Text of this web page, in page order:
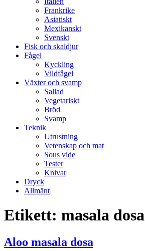
Frankrike
Asiatiskt
Mexikanskt
Svenskt
Fisk och skaldjur
Fågel
Kyckling
Vildfågel
Växter och svamp
Sallad
Vegetariskt
Bröd
Svamp
Teknik
Utrustning
Vetenskap och mat
Sous vide
Tester
Knivar
Dryck
Allmänt
Etikett: masala dosa
Aloo masala dosa